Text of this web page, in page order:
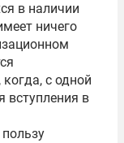
в наличии
ничего
с одной
вступления в